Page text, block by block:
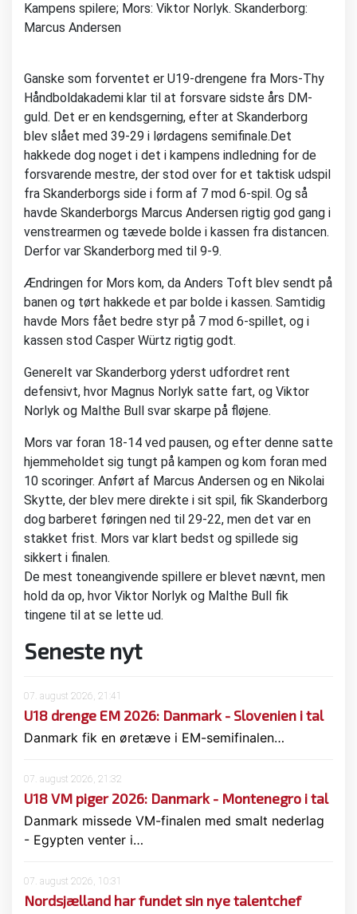
Kampens spilere; Mors: Viktor Norlyk. Skanderborg:
Marcus Andersen
Ganske som forventet er U19-drengene fra Mors-Thy
Håndboldakademi klar til at forsvare sidste års DM-
guld. Det er en kendsgerning, efter at Skanderborg
blev slået med 39-29 i lørdagens semifinale.Det
hakkede dog noget i det i kampens indledning for de
forsvarende mestre, der stod over for et taktisk udspil
fra Skanderborgs side i form af 7 mod 6-spil. Og så
havde Skanderborgs Marcus Andersen rigtig god gang i
venstrearmen og tævede bolde i kassen fra distancen.
Derfor var Skanderborg med til 9-9.
Ændringen for Mors kom, da Anders Toft blev sendt på
banen og tørt hakkede et par bolde i kassen. Samtidig
havde Mors fået bedre styr på 7 mod 6-spillet, og i
kassen stod Casper Würtz rigtig godt.
Generelt var Skanderborg yderst udfordret rent
defensivt, hvor Magnus Norlyk satte fart, og Viktor
Norlyk og Malthe Bull svar skarpe på fløjene.
Mors var foran 18-14 ved pausen, og efter denne satte
hjemmeholdet sig tungt på kampen og kom foran med
10 scoringer. Anført af Marcus Andersen og en Nikolai
Skytte, der blev mere direkte i sit spil, fik Skanderborg
dog barberet føringen ned til 29-22, men det var en
stakket frist. Mors var klart bedst og spillede sig
sikkert i finalen.
De mest toneangivende spillere er blevet nævnt, men
hold da op, hvor Viktor Norlyk og Malthe Bull fik
tingene til at se lette ud.
Seneste nyt
07. august 2026, 21:41
U18 drenge EM 2026: Danmark - Slovenien i tal
Danmark fik en øretæve i EM-semifinalen…
07. august 2026, 21:32
U18 VM piger 2026: Danmark - Montenegro i tal
Danmark missede VM-finalen med smalt nederlag
- Egypten venter i…
07. august 2026, 10:31
Nordsjælland har fundet sin nye talentchef